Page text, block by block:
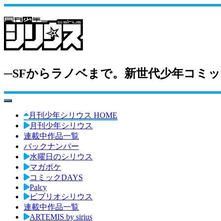
─SFからラノベまで。新世代少年コミ
toggle navigation
月刊少年シリウス HOME
月刊少年シリウス
連載中作品一覧
バックナンバー
水曜日のシリウス
マガポケ
コミックDAYS
Palcy
ビブリオシリウス
連載中作品一覧
ARTEMIS by sirius